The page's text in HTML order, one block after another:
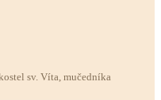
sv. Víta, mučedníka